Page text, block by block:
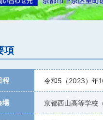
項
程 令和5（2023）年
場 京都西山高等学校